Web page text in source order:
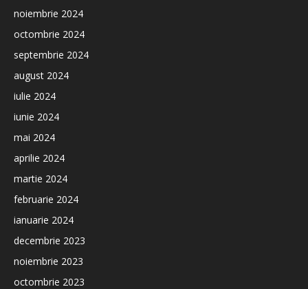
noiembrie 2024
octombrie 2024
septembrie 2024
august 2024
iulie 2024
iunie 2024
mai 2024
aprilie 2024
martie 2024
februarie 2024
ianuarie 2024
decembrie 2023
noiembrie 2023
octombrie 2023